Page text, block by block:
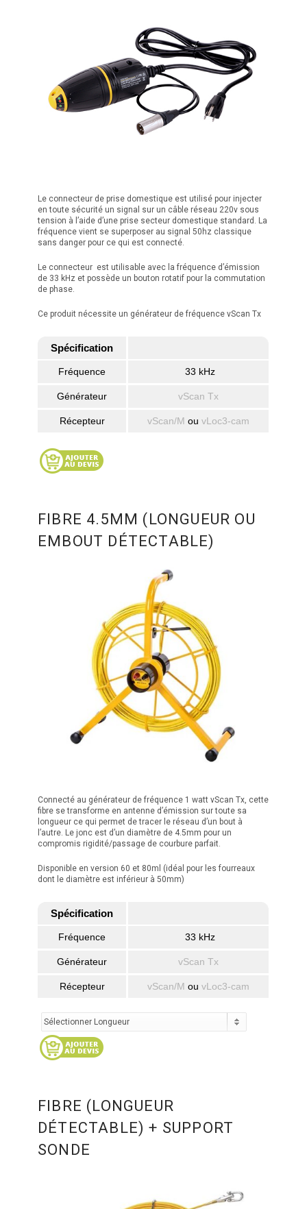
Le connecteur de prise domestique est utilisé pour injecter
en toute sécurité un signal sur un câble réseau 220v sous
tension à l’aide d’une prise secteur domestique standard. La
fréquence vient se superposer au signal 50hz classique
sans danger pour ce qui est connecté.
Le connecteur est utilisable avec la fréquence d’émission
de 33 kHz et possède un bouton rotatif pour la commutation
de phase.
Ce produit nécessite un générateur de fréquence vScan Tx
Spécification
Fréquence 33 kHz
Générateur vScan Tx
Récepteur vScan/M ou vLoc3-cam
FIBRE 4.5MM (LONGUEUR OU
EMBOUT DÉTECTABLE)
Connecté au générateur de fréquence 1 watt vScan Tx, cette
fibre se transforme en antenne d’émission sur toute sa
longueur ce qui permet de tracer le réseau d’un bout à
l’autre. Le jonc est d’un diamètre de 4.5mm pour un
compromis rigidité/passage de courbure parfait.
Disponible en version 60 et 80ml (idéal pour les fourreaux
dont le diamètre est inférieur à 50mm)
Spécification
Fréquence 33 kHz
Générateur vScan Tx
Récepteur vScan/M ou vLoc3-cam
FIBRE (LONGUEUR
DÉTECTABLE) + SUPPORT
SONDE